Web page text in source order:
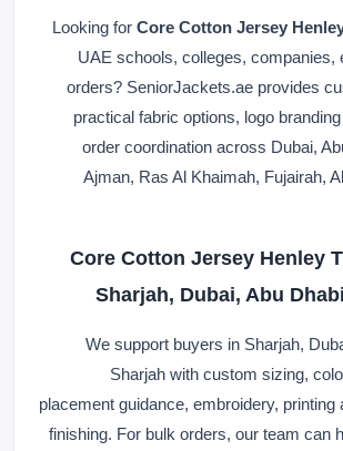
Looking for Core Cotton Jersey
UAE schools, colleges, companies,
orders? SeniorJackets.ae provides
practical fabric options, logo
order coordination across Dubai,
Ajman, Ras Al Khaimah, Fujairah,
Core Cotton Jersey Henley
Sharjah, Dubai, Abu
We support buyers in Sharjah,
Sharjah with custom sizing,
placement guidance, embroidery, printing
finishing. For bulk orders, our team can